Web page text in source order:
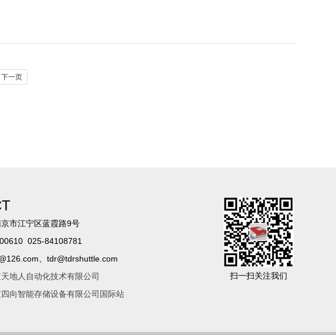
下一页
市江宁区蓝霞路9号
025-84108781
、tdr@tdrshuttle.com
地人自动化技术有限公司
向智能存储设备有限公司国际站
扫一扫关注我们